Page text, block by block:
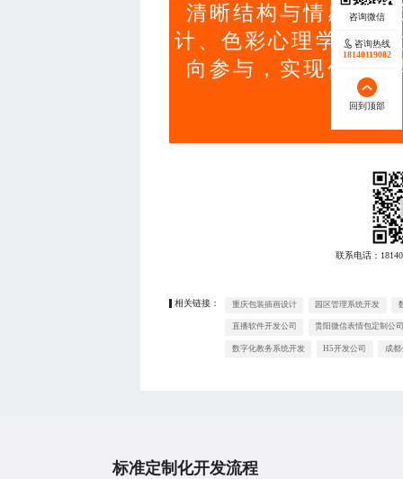
清晰结构与情感共
计、色彩心理学及行
向参与，实现传播
联系电话：
相关链接： 重庆包装插画设计 园区管理系统开发
直播软件开发公司 贵阳微信表情包定制公
数字化教务系统开发 H5开发公司 成
咨询热线
18140119082
回到顶部
标准定制化开发流程